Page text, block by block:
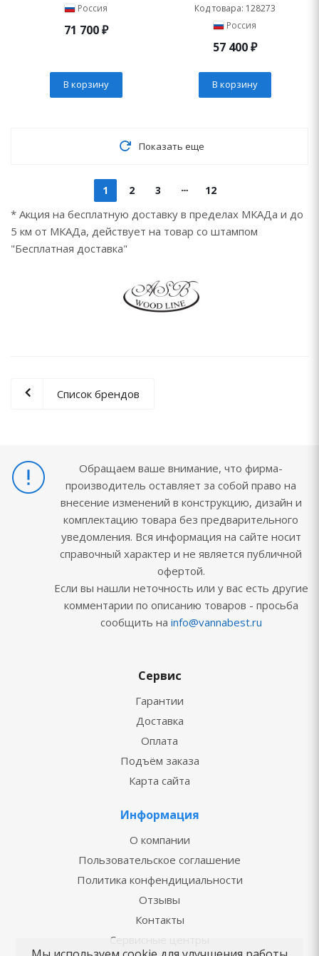
Россия
71 700₽
В корзину
Код товара: 128273
Россия
57 400₽
В корзину
Показать еще
1 2 3 12
* Акция на бесплатную доставку в пределах МКАДа и до
5 км от МКАДа, действует на товар со штампом
"Бесплатная доставка"
Список брендов
Обращаем ваше внимание, что фирма-
производитель оставляет за собой право на
внесение изменений в конструкцию, дизайн и
комплектацию товара без предварительного
уведомления. Вся информация на сайте носит
справочный характер и не является публичной
офертой.
Если вы нашли неточность или у вас есть другие
комментарии по описанию товаров - просьба
сообщить на info@vannabest.ru
Сервис
Гарантии
Доставка
Оплата
Подъём заказа
Карта сайта
Информация
О компании
Пользовательское соглашение
Политика конфендициальности
Отзывы
Контакты
Сервисные центры